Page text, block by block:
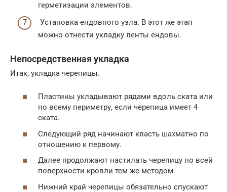
герметизации элементов.
Установка ендовного узла. В этот же этап
можно отнести укладку ленты ендовы.
Непосредственная укладка
Итак, укладка черепицы.
Пластины укладывают рядами вдоль ската или
по всему периметру, если черепица имеет 4
ската.
Следующий ряд начинают класть шахматно по
отношению к первому.
Далее продолжают настилать черепицу по всей
поверхности кровли тем же методом.
Нижний край черепицы обязательно спускают